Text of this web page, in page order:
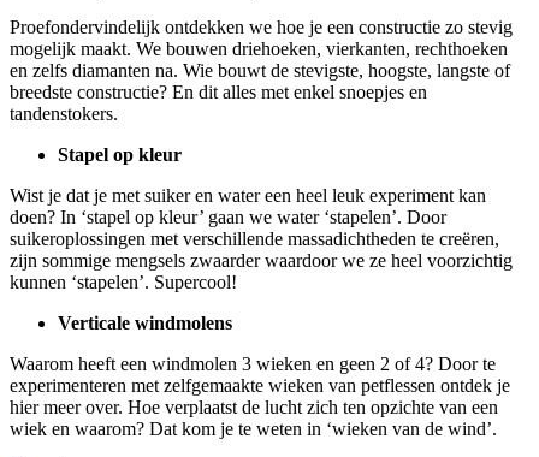
Proefondervindelijk ontdekken we hoe je een constructie zo stevig
mogelijk maakt. We bouwen driehoeken, vierkanten, rechthoeken
en zelfs diamanten na. Wie bouwt de stevigste, hoogste, langste of
breedste constructie? En dit alles met enkel snoepjes en
tandenstokers.
Stapel op kleur
​​​​​​​​​​​​​​Wist je dat je met suiker en water een heel leuk experiment kan
doen? In ‘stapel op kleur’ gaan we water ‘stapelen’. Door
suikeroplossingen met verschillende massadichtheden te creëren,
zijn sommige mengsels zwaarder waardoor we ze heel voorzichtig
kunnen ‘stapelen’. Supercool!
Verticale windmolens
​​​​​​​​​​​​​​Waarom heeft een windmolen 3 wieken en geen 2 of 4? Door te
experimenteren met zelfgemaakte wieken van petflessen ontdek je
hier meer over. Hoe verplaatst de lucht zich ten opzichte van een
wiek en waarom? Dat kom je te weten in ‘wieken van de wind’.